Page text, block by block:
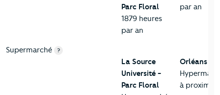
Parc Floral
1879 heures
par an
par an
Supermarché ?
La Source
Université -
Parc Floral
Orléans
à proximité